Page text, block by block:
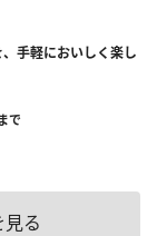
手軽においしく楽し
で
る